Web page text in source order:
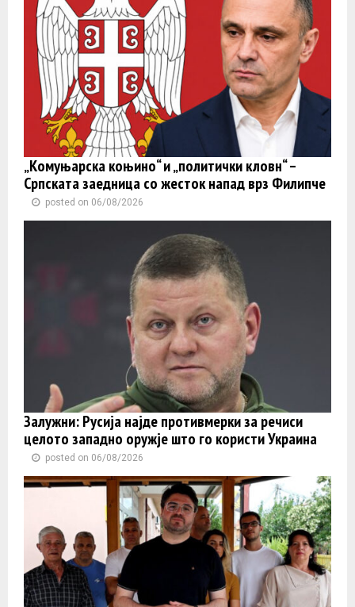
„Комуњарска коњино“ и „политички кловн“ –
Српската заедница со жесток напад врз Филипче
posted on 06/08/2026
Залужни: Русија најде противмерки за речиси
целото западно оружје што го користи Украина
posted on 06/08/2026